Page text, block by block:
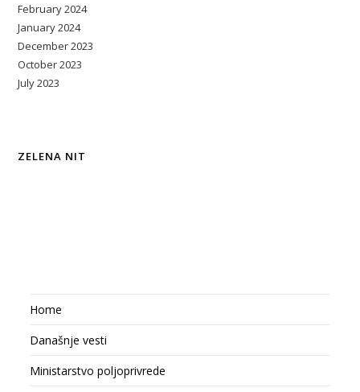
February 2024
January 2024
December 2023
October 2023
July 2023
ZELENA NIT
Home
Današnje vesti
Ministarstvo poljoprivrede